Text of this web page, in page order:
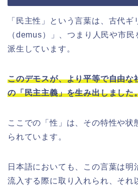
「民主性」という言葉は、古代ギ
（demus）」、つまり人民や市
派生しています。
このデモスが、より平等で自由な
の「民主主義」を生み出しました
ここでの「性」は、その特性や状
られています。
日本語においても、この言葉は明
流入する際に取り入れられ、それ